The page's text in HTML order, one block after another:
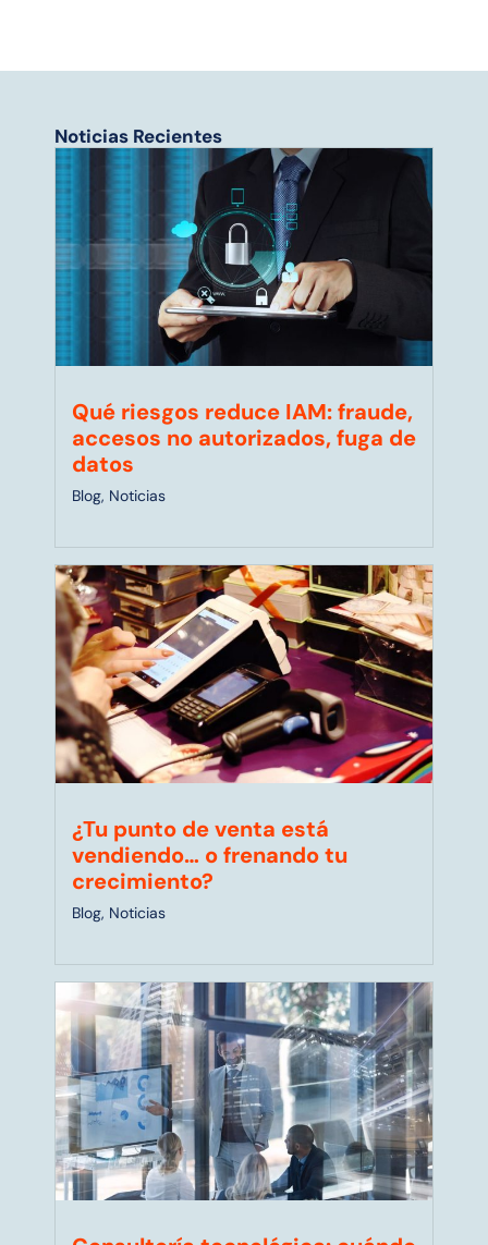
Noticias Recientes
Qué riesgos reduce IAM: fraude,
accesos no autorizados, fuga de
datos
Blog, Noticias
¿Tu punto de venta está
vendiendo… o frenando tu
crecimiento?
Blog, Noticias